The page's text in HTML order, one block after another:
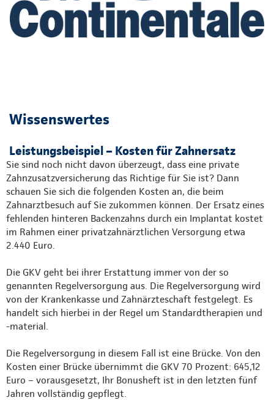
Wissenswertes
Leistungsbeispiel – Kosten für Zahnersatz
Sie sind noch nicht davon überzeugt, dass eine private
Zahnzusatzversicherung das Richtige für Sie ist? Dann
schauen Sie sich die folgenden Kosten an, die beim
Zahnarztbesuch auf Sie zukommen können. Der Ersatz eines
fehlenden hinteren Backenzahns durch ein Implantat kostet
im Rahmen einer privatzahnärztlichen Versorgung etwa
2.440 Euro.
Die GKV geht bei ihrer Erstattung immer von der so
genannten Regelversorgung aus. Die Regelversorgung wird
von der Krankenkasse und Zahnärzteschaft festgelegt. Es
handelt sich hierbei in der Regel um Standardtherapien und
-material.
Die Regelversorgung in diesem Fall ist eine Brücke. Von den
Kosten einer Brücke übernimmt die GKV 70 Prozent: 645,12
Euro – vorausgesetzt, Ihr Bonusheft ist in den letzten fünf
Jahren vollständig gepflegt.